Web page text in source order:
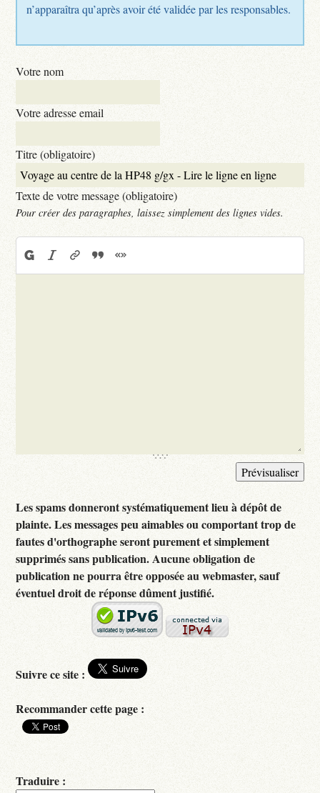
n’apparaîtra qu’après avoir été validée par les responsables.
Votre nom
Votre adresse email
Titre (obligatoire)
Texte de votre message (obligatoire)
Pour créer des paragraphes, laissez simplement des lignes vides.
Les spams donneront systématiquement lieu à dépôt de
plainte. Les messages peu aimables ou comportant trop de
fautes d'orthographe seront purement et simplement
supprimés sans publication. Aucune obligation de
publication ne pourra être opposée au webmaster, sauf
éventuel droit de réponse dûment justifié.
Suivre ce site :
Recommander cette page :
Traduire :